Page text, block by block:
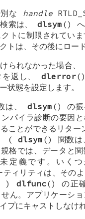
な handle
検索は、dlsym () へ
トに制限されてい
トは、その後にロー
られなかった場合
返し、 dlerror()
状態を設定します。
は、 dlsym () の振
パイラ診断の要因
ることができるリタ
( dlsym () 関数は
格では、データと関
定義です。いく
ティリティは、その
) dlfunc() の正
ん。アプリケーシ
プにキャストしなけ